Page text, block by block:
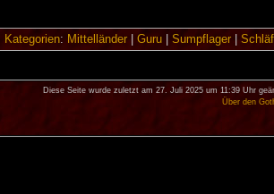
Kategorien: Mittelländer| Guru| Sumpflager|
Diese Seite wurde zuletzt am 27. Juli 2025 um 11:39 Uhr
Über den